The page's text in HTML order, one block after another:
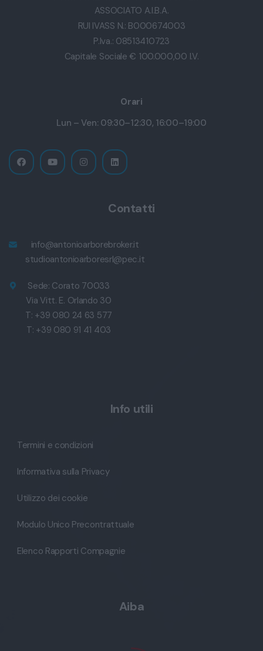
ASSOCIATO A.I.B.A.
RUI IVASS N.: B000674003
P.Iva.: 08513410723
Capitale Sociale € 100.000,00 I.V.
Orari
Lun – Ven: 09:30–12:30, 16:00–19:00
Contatti
info@antonioarborebroker.it
studioantonioarboresrl@pec.it
Sede: Corato 70033
Via Vitt. E. Orlando 30
T: +39 080 24 63 577
T: +39 080 91 41 403
Info utili
Termini e condizioni
Informativa sulla Privacy
Utilizzo dei cookie
Modulo Unico Precontrattuale
Elenco Rapporti Compagnie
Aiba